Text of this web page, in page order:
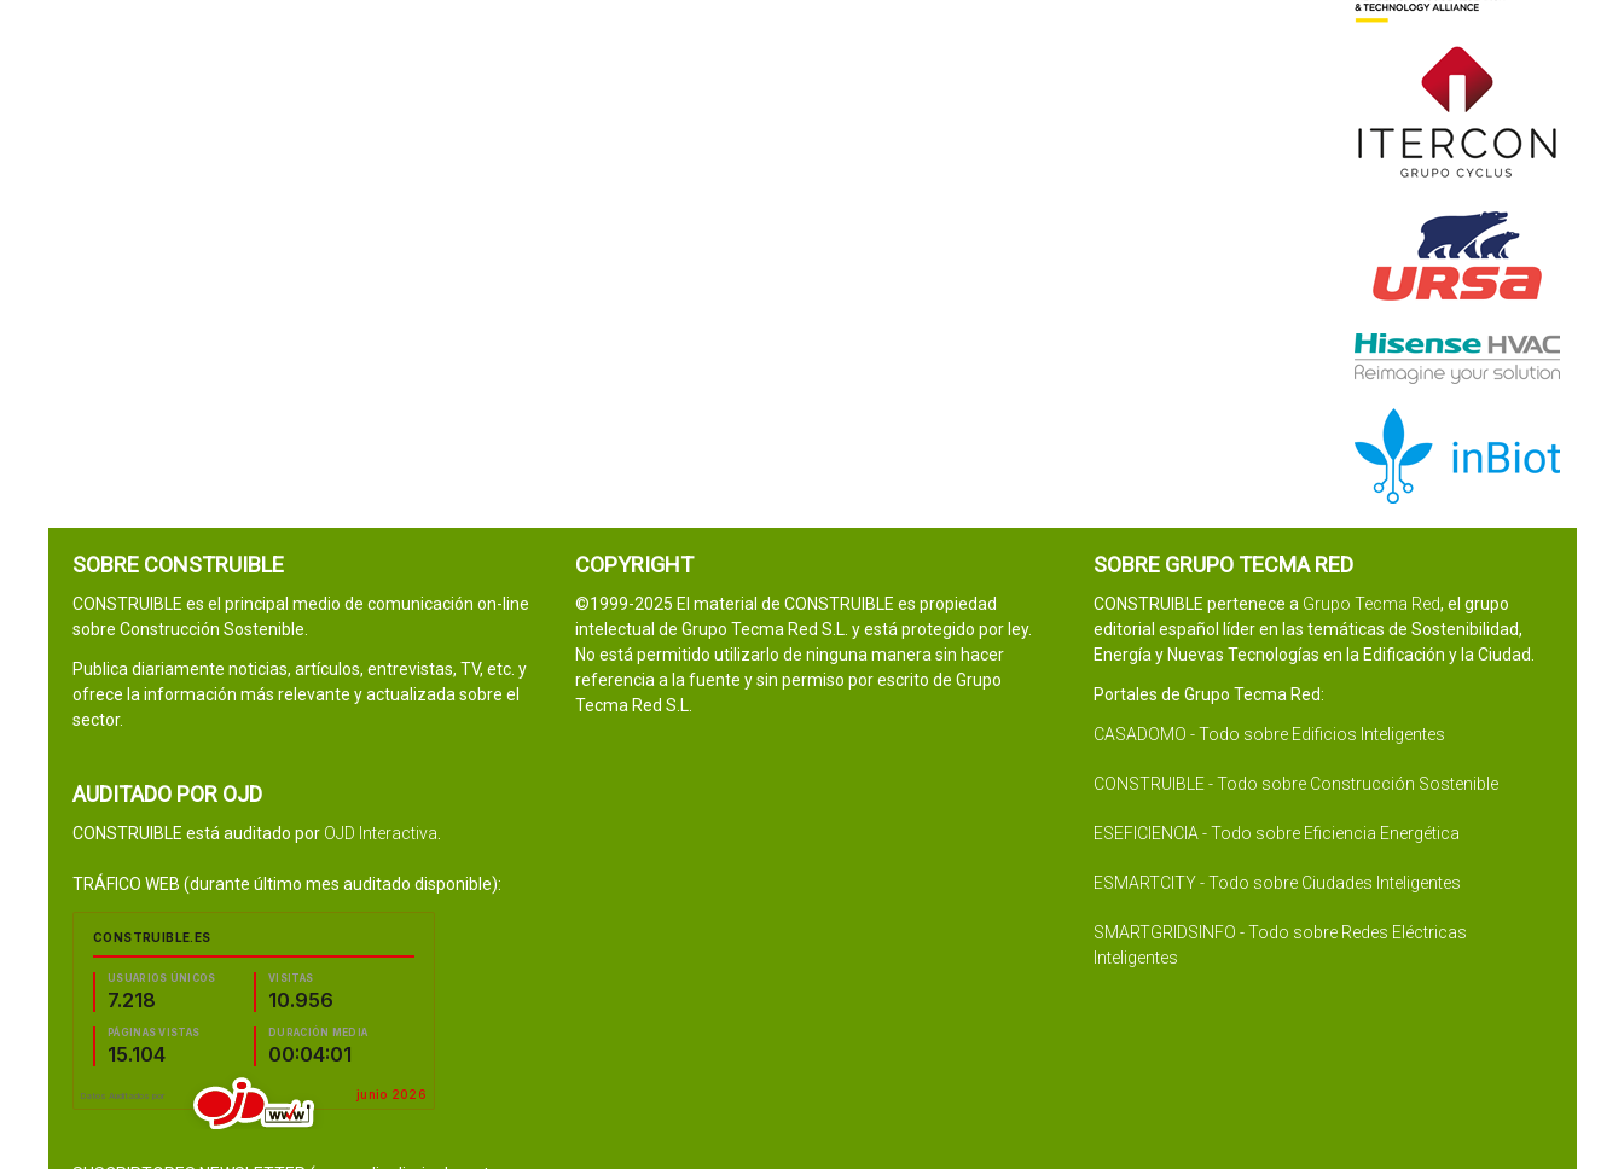
SOBRE CONSTRUIBLE
CONSTRUIBLE es el principal medio de comunicación on-line
sobre Construcción Sostenible.
Publica diariamente noticias, artículos, entrevistas, TV, etc. y
ofrece la información más relevante y actualizada sobre el
sector.
AUDITADO POR OJD
CONSTRUIBLE está auditado por OJD Interactiva
TRÁFICO WEB (durante último mes auditado disponible):
COPYRIGHT
©1999-2025 El material de CONSTRUIBLE es propiedad
intelectual de Grupo Tecma Red S.L. y está protegido por ley.
No está permitido utilizarlo de ninguna manera sin hacer
referencia a la fuente y sin permiso por escrito de Grupo
Tecma Red S.L.
SOBRE GRUPO TECMA RED
CONSTRUIBLE pertenece a Grupo Tecma Red, el grupo
editorial español líder en las temáticas de Sostenibilidad,
Energía y Nuevas Tecnologías en la Edificación y la Ciudad.
Portales de Grupo Tecma Red:
CASADOMO - Todo sobre Edificios Inteligentes
CONSTRUIBLE - Todo sobre Construcción Sostenible
ESEFICIENCIA - Todo sobre Eficiencia Energética
ESMARTCITY - Todo sobre Ciudades Inteligentes
SMARTGRIDSINFO - Todo sobre Redes Eléctricas
Inteligentes